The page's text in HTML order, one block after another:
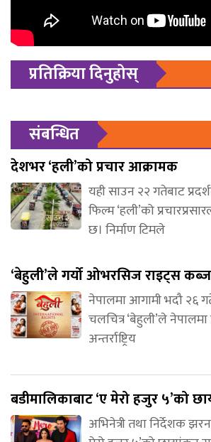
प्रतिक्रिया दिनुहोस्
संबन्धित
देशभर ‘हली’को प्रचार आक्रामक
यही साउन २२ गतेबाट
फिल्म ‘हली’को
छ। निर्माण टिमले
‘बेहुली’ले गर्यो ओभरसिज राइट्स
नेपालमा आगामी भदौ २६
चलचित्र ‘बेहुली’ले
अन्तर्राष्ट्रिय
बडीमालिकाबाट ‘ए मेरो हजुर ५’को
अभिनेत्री तथा निर्देशक